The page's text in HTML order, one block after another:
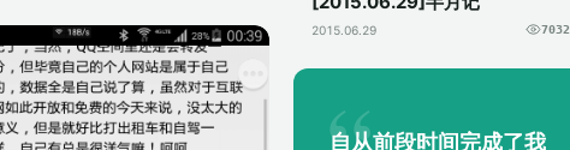
2015.06.29 7032
自从前段时间完成了我